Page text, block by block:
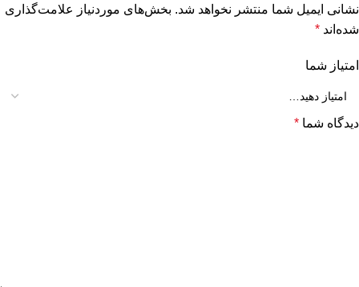
نشانی ایمیل شما منتشر نخواهد شد. بخش‌های موردنیاز علامت‌گذاری
شده‌اند *
امتیاز شما
دیدگاه شما *